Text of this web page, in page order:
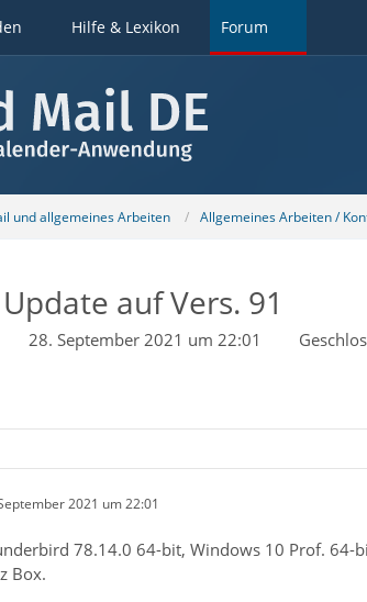
Hilfe & Lexikon Forum
und allgemeines Arbeiten Allgemeines Arbeiten /
auf Vers. 91
28. September 2021 um 22:01
2021 um 22:01
78.14.0 64-bit, Windows 10 Prof. 64-
Box.